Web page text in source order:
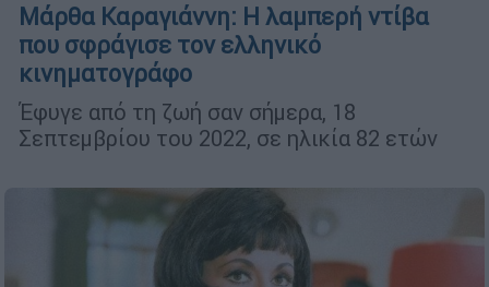
Μάρθα Καραγιάννη: Η λαμπερή ντίβα
που σφράγισε τον ελληνικό
κινηματογράφο
Έφυγε από τη ζωή σαν σήμερα, 18
Σεπτεμβρίου του 2022, σε ηλικία 82 ετών